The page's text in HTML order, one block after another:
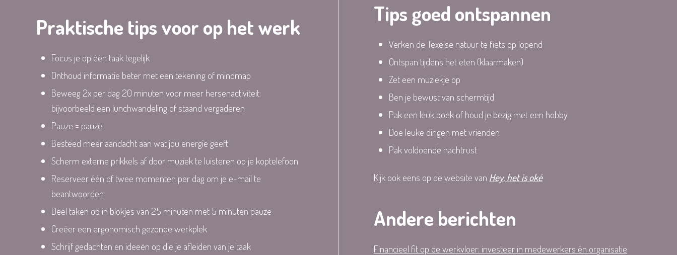
Praktische tips voor op het werk
Focus je op één taak tegelijk
Onthoud informatie beter met een tekening of mindmap
Beweeg 2x per dag 20 minuten voor meer hersenactiviteit:
bijvoorbeeld een lunchwandeling of staand vergaderen
Pauze = pauze
Besteed meer aandacht aan wat jou energie geeft
Scherm externe prikkels af door muziek te luisteren op je koptelefoon
Reserveer één of twee momenten per dag om je e-mail te
beantwoorden
Deel taken op in blokjes van 25 minuten met 5 minuten pauze
Creëer een ergonomisch gezonde werkplek
Schrijf gedachten en ideeën op die je afleiden van je taak
Tips goed ontspannen
Verken de Texelse natuur te fiets op lopend
Ontspan tijdens het eten (klaarmaken)
Zet een muziekje op
Ben je bewust van schermtijd
Pak een leuk boek of houd je bezig met een hobby
Doe leuke dingen met vrienden
Pak voldoende nachtrust
Kijk ook eens op de website van Hey, het is oké
Andere berichten
Financieel fit op de werkvloer: investeer in medewerkers én organisatie